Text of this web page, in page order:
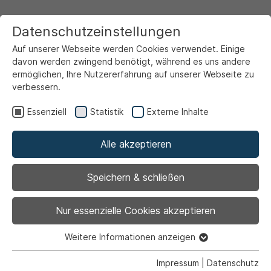
Zeichnen und Malen für
Anfangende und
Fortgeschrittene
Datenschutzeinstellungen
Auf unserer Webseite werden Cookies verwendet. Einige
davon werden zwingend benötigt, während es uns andere
ermöglichen, Ihre Nutzererfahrung auf unserer Webseite zu
verbessern.
Essenziell Statistik Externe Inhalte
Alle akzeptieren
Speichern & schließen
Nur essenzielle Cookies akzeptieren
Essenzielle Cookies werden für grundlegende Funktionen
Weitere Informationen anzeigen
Impressum Datenschutz